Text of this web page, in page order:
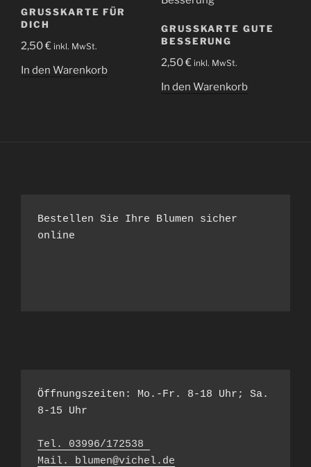
GRUSSKARTE FÜR D
ICH
2,50€ inkl. MwSt.
In den Warenkorb
GRUSSKARTE GUTE B
ESSERUNG
2,50€ inkl. MwSt.
In den Warenkorb
Bestellen Sie Ihre Blumen sicher
Öffnungszeiten: Mo.-Fr. 8-18 Uhr; Sa.
8-15 Uhr
Tel. 03996/172538
Mail. blumen@vichel.de